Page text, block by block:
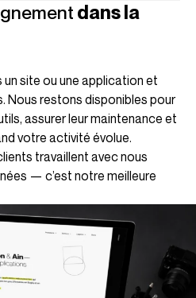
dans la
un site ou une application et
Nous restons disponibles pour
assurer leur maintenance et
votre activité évolue.
travaillent avec nous
— c’est notre meilleure